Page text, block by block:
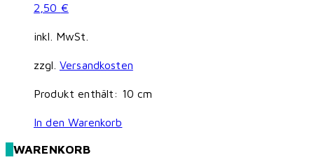
2,50 €
inkl. MwSt.
zzgl. Versandkosten
Produkt enthält: 10 cm
In den Warenkorb
WARENKORB